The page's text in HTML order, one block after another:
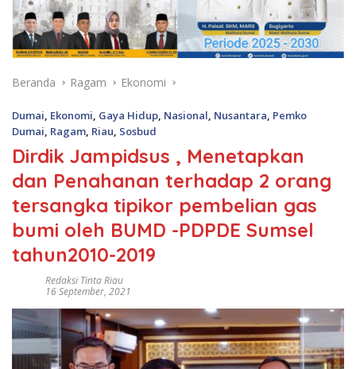
Beranda Ragam Ekonomi
Dumai Ekonomi Gaya Hidup Nasional Nusantara Pemko
Dumai Ragam Riau Sosbud
Dirdik Jampidsus , Menetapkan
dan Penahanan terhadap 2 orang
tersangka tipikor pembelian gas
bumi oleh BUMD -PDPDE Sumsel
tahun2010-2019
Redaksi Tinta Riau
16 September, 2021